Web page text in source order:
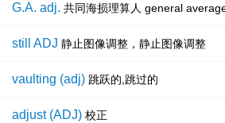
G.A. adj. 共同海损理算人 general
still ADJ 静止图像调整，静止图像调整
vaulting (adj) 跳跃的,跳过的
adjust (ADJ) 校正